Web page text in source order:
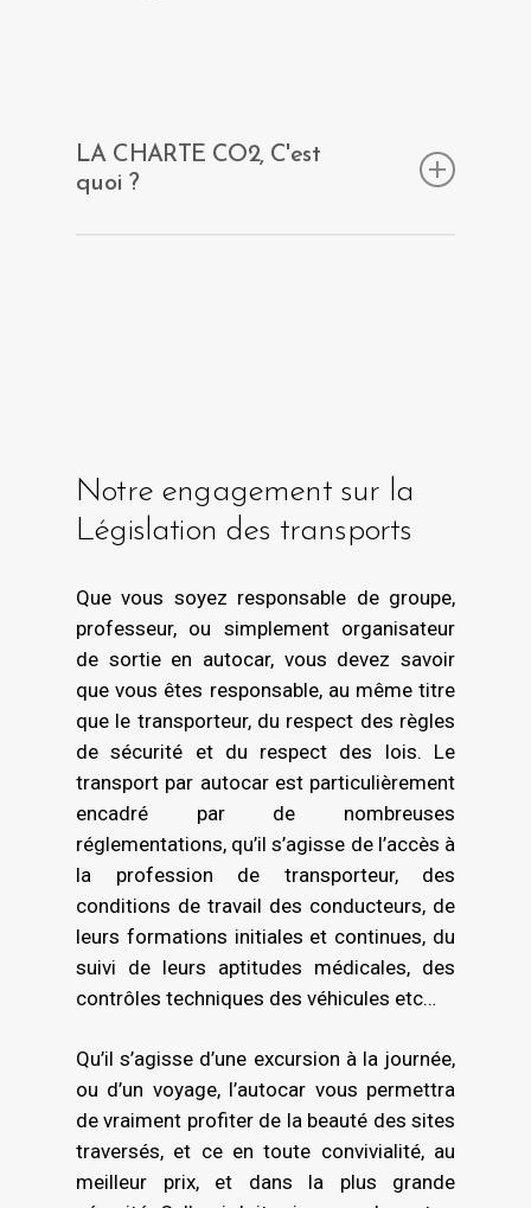
LA CHARTE CO2, C'est
quoi ?
l’horizon 2050.
Pour faire face à ce défi, le secteur du
En 2009, le Ministère de l’Écologie, du
Développement Durable, des Transports et
du Logement (MEDDTL) et l’Agence de
l’Environnement et de la Maîtrise de
l’Énergie
(ADEME), en concertation avec les
organisations professionnelles du secteur
du transport routier de voyageurs, telle
que la Fédération Nationale des
Transports de Voyageurs (FNTV) ont
élaboré une charte intitulée « Charte
d’engagements volontaires de réduction
des émissions de CO2 ». Elle est intégrée
Volontaires pour l’Environnement (EVE) qui
regroupe les chargeurs, les
commissionnaires de transport et les
transporteurs dans une démarche globale,
soutenue
Notre engagement sur la
Législation des transports
Que vous soyez responsable de groupe,
professeur, ou simplement organisateur
de sortie en autocar, vous devez savoir
que vous êtes responsable, au même titre
que le transporteur, du respect des règles
de sécurité et du respect des lois. Le
transport par autocar est particulièrement
encadré par de nombreuses
réglementations, qu’il s’agisse de l’accès à
la profession de transporteur, des
conditions de travail des conducteurs, de
leurs formations initiales et continues, du
suivi de leurs aptitudes médicales, des
contrôles techniques des véhicules etc…
Qu’il s’agisse d’une excursion à la journée,
ou d’un voyage, l’autocar vous permettra
de vraiment profiter de la beauté des sites
traversés, et ce en toute convivialité, au
meilleur prix, et dans la plus grande